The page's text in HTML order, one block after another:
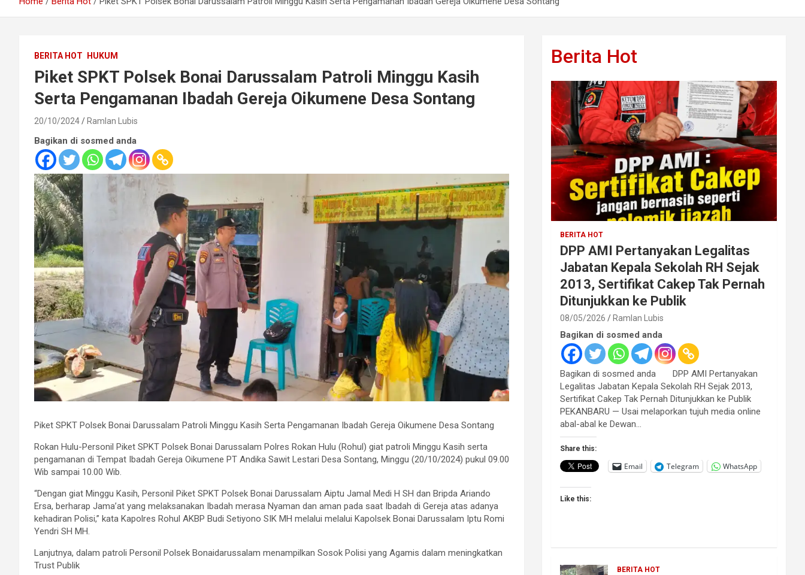
BERITA HOT HUKUM
Piket SPKT Polsek Bonai Darussalam Patroli Minggu Kasih
Serta Pengamanan Ibadah Gereja Oikumene Desa Sontang
20/10/2024 Ramlan Lubis
Bagikan di sosmed anda
Piket SPKT Polsek Bonai Darussalam Patroli Minggu Kasih Serta Pengamanan Ibadah Gereja Oikumene Desa Sontang
Rokan Hulu-Personil Piket SPKT Polsek Bonai Darussalam Polres Rokan Hulu (Rohul) giat patroli Minggu Kasih serta
pengamanan di Tempat Ibadah Gereja Oikumene PT Andika Sawit Lestari Desa Sontang, Minggu (20/10/2024) pukul 09.00
Wib sampai 10.00 Wib.
“Dengan giat Minggu Kasih, Personil Piket SPKT Polsek Bonai Darussalam Aiptu Jamal Medi H SH dan Bripda Ariando
Ersa, berharap Jama’at yang melaksanakan Ibadah merasa Nyaman dan aman pada saat Ibadah di Gereja atas adanya
kehadiran Polisi,” kata Kapolres Rohul AKBP Budi Setiyono SIK MH melalui melalui Kapolsek Bonai Darussalam Iptu Romi
Yendri SH MH.
Lanjutnya, dalam patroli Personil Polsek Bonaidarussalam menampilkan Sosok Polisi yang Agamis dalam meningkatkan
Trust Publik
Berita Hot
BERITA HOT
DPP AMI Pertanyakan Legalitas
Jabatan Kepala Sekolah RH Sejak
2013, Sertifikat Cakep Tak Pernah
Ditunjukkan ke Publik
08/05/2026 Ramlan Lubis
Bagikan di sosmed anda
Bagikan di sosmed anda DPP AMI Pertanyakan
Legalitas Jabatan Kepala Sekolah RH Sejak 2013,
Sertifikat Cakep Tak Pernah Ditunjukkan ke Publik
PEKANBARU — Usai melaporkan tujuh media online
abal-abal ke Dewan…
Share this:
Email Telegram WhatsApp
Like this:
BERITA HOT